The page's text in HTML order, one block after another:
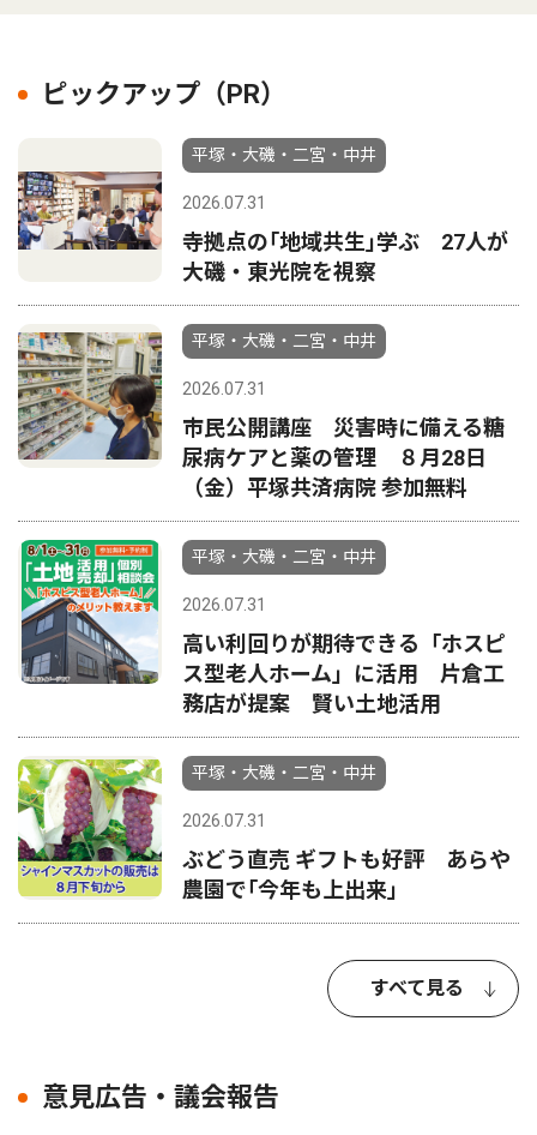
ピックアップ（PR）
平塚・大磯・二宮・中井
2026.07.31
寺拠点の｢地域共生｣学ぶ 27人が
大磯・東光院を視察
平塚・大磯・二宮・中井
2026.07.31
市民公開講座 災害時に備える糖
尿病ケアと薬の管理 ８月28日
（金）平塚共済病院 参加無料
平塚・大磯・二宮・中井
2026.07.31
高い利回りが期待できる「ホスピ
ス型老人ホーム」に活用 片倉工
務店が提案 賢い土地活用
平塚・大磯・二宮・中井
2026.07.31
ぶどう直売 ギフトも好評 あらや
農園で｢今年も上出来｣
すべて見る
意見広告・議会報告